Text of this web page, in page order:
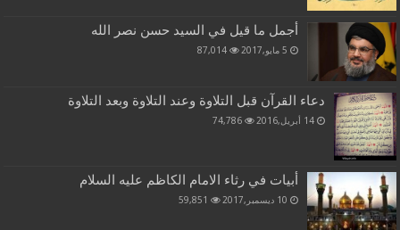
أجمل ما قيل في السيد حسن نصر الله
5 مايو,2017 87,014
دعاء القرآن قبل التلاوة وعند التلاوة وبعد التلاوة
14 أبريل,2016 74,786
أبيات في رثاء الامام الكاظم عليه السلام
10 ديسمبر,2017 59,851